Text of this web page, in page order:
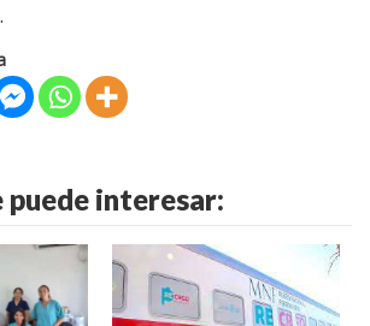
puede interesar: